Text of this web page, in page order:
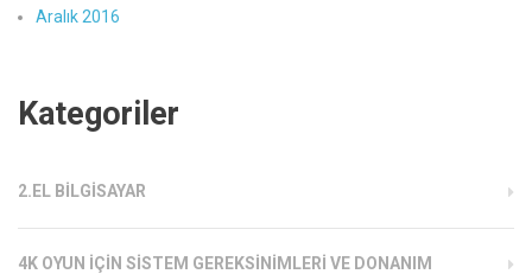
Aralık 2016
Kategoriler
2.EL BILGISAYAR
4K OYUN İÇIN SISTEM GEREKSINIMLERI VE DONANIM